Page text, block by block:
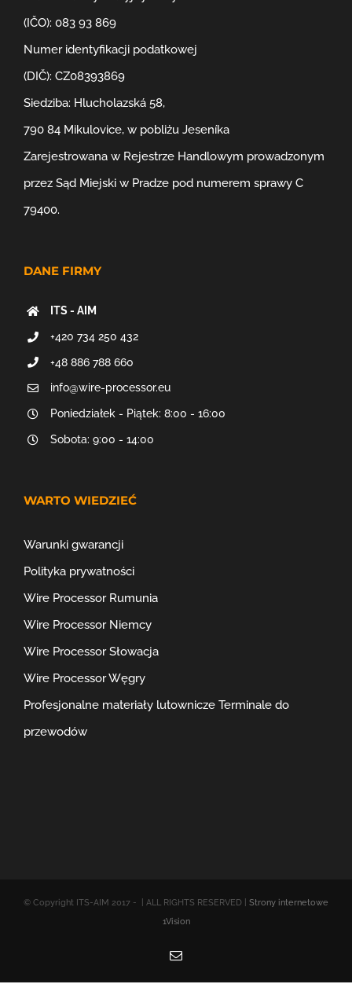
(IČO): 083 93 869
Numer identyfikacji podatkowej
(DIČ): CZ08393869
Siedziba: Hlucholazská 58,
790 84 Mikulovice, w pobliżu Jeseníka
Zarejestrowana w Rejestrze Handlowym prowadzonym
przez Sąd Miejski w Pradze pod numerem sprawy C
79400.
DANE FIRMY
ITS - AIM
+420 734 250 432
+48 886 788 660
info@wire-processor.eu
Poniedziałek - Piątek: 8:00 - 16:00
Sobota: 9:00 - 14:00
WARTO WIEDZIEĆ
Warunki gwarancji
Polityka prywatności
Wire Processor Rumunia
Wire Processor Niemcy
Wire Processor Słowacja
Wire Processor Węgry
Profesjonalne materiały lutownicze Terminale do
przewodów
© Copyright ITS-AIM 2017 - | ALL RIGHTS RESERVED | Strony internetowe
1Vision
Email